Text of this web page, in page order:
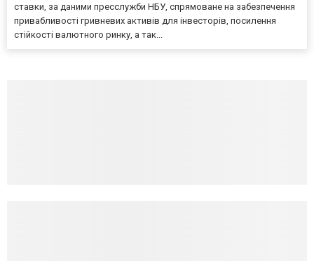
ставки, за даними пресслужби НБУ, спрямоване на забезпечення
привабливості гривневих активів для інвесторів, посилення
стійкості валютного ринку, а так...